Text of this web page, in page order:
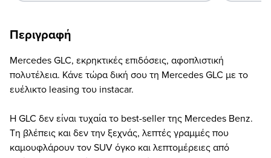
Περιγραφή
Mercedes GLC, εκρηκτικές επιδόσεις, αφοπλιστική
πολυτέλεια. Κάνε τώρα δική σου τη Mercedes GLC με το
ευέλικτο leasing του instacar.
Η GLC δεν είναι τυχαία το best-seller της Mercedes Benz.
Τη βλέπεις και δεν την ξεχνάς, λεπτές γραμμές που
καμουφλάρουν τον SUV όγκο και λεπτομέρειες από